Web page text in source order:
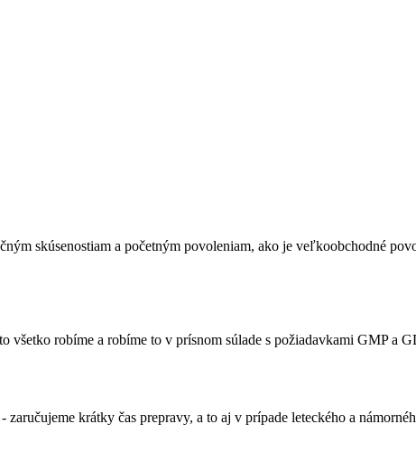
skúsenostiam a početným povoleniam, ako je veľkoobchodné
všetko robíme a robíme to v prísnom súlade s požiadavkami GMP a
krátky čas prepravy, a to aj v prípade leteckého a